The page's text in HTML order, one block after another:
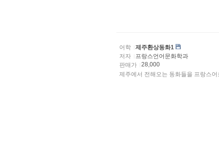
어학
제주환상동화1
저자
프랑스언어문화학과
판매가
28,000
제주에서 전해오는 동화들을 프랑스